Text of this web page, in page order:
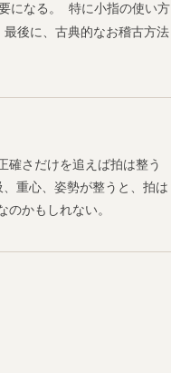
になる。 特に小指の使い方
後に、古典的なお稽古方法
確さだけを追えば拍は整う
重心、姿勢が整うと、拍は
かもしれない。